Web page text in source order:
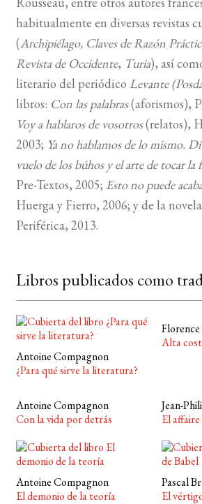
habitualmente en diversas revistas
(Archipiélago, Claves de Razón
Revista de Occidente, Turia), así
literario del periódico Levante
libros: Con las palabras(aforismos),
Voy a hablaros de vosotros(relatos),
2003; Ya no hablamos de lo mismo.
vuelo de los búhos y el arte de tocar la
Pre-Textos, 2005; Esto no puede
Huerga y Fierro, 2006; y de la novela
Periférica, 2013.
Libros publicados como
Antoine Compagnon
¿Para qué sirve la literatura?
Alta
Antoine Compagnon
Con la vida por detrás
Jean-
El
Antoine Compagnon
El demonio de la teoría
Pascal
El